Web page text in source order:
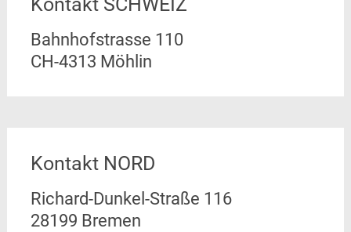
Bahnhofstrasse 110
CH-4313 Möhlin
Kontakt NORD
Richard-Dunkel-Straße 116
28199 Bremen